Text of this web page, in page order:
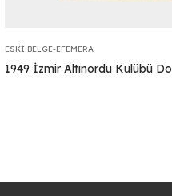
ESKI BELGE-EFEMERA
1949 İzmir Altınordu Kulübü